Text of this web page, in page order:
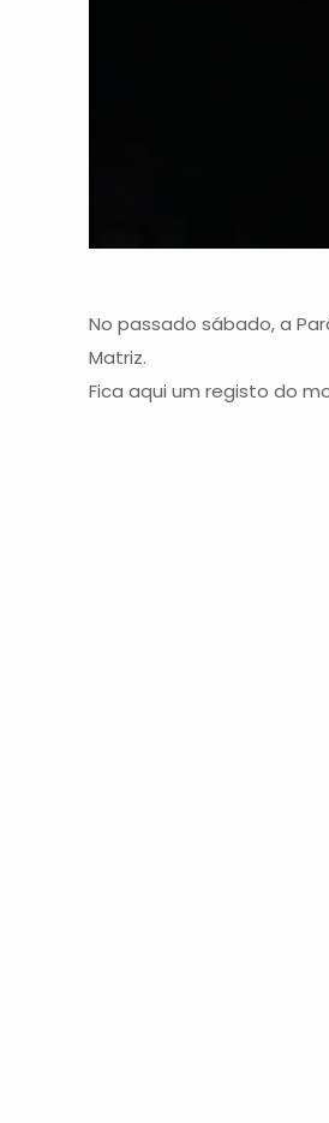
No passado sábado, a
Matriz.
Fica aqui um registo do